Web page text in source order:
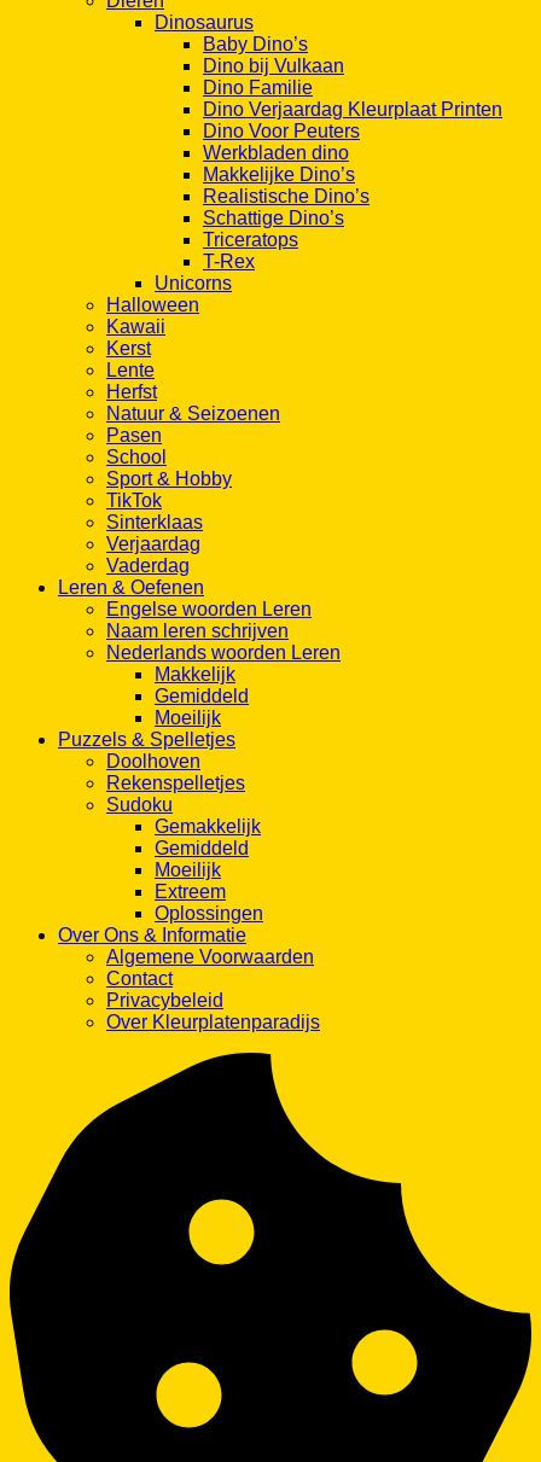
Dino bij Vulkaan
Dino Familie
Dino Verjaardag Kleurplaat Printen
Dino Voor Peuters
Werkbladen dino
Makkelijke Dino’s
Realistische Dino’s
Schattige Dino’s
Triceratops
T-Rex
Unicorns
Halloween
Kawaii
Kerst
Lente
Herfst
Natuur & Seizoenen
Pasen
School
Sport & Hobby
TikTok
Sinterklaas
Verjaardag
Vaderdag
Leren & Oefenen
Engelse woorden Leren
Naam leren schrijven
Nederlands woorden Leren
Makkelijk
Gemiddeld
Moeilijk
Puzzels & Spelletjes
Doolhoven
Rekenspelletjes
Sudoku
Gemakkelijk
Gemiddeld
Moeilijk
Extreem
Oplossingen
Over Ons & Informatie
Algemene Voorwaarden
Contact
Privacybeleid
Over Kleurplatenparadijs